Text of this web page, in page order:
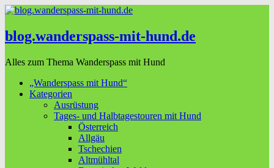
blog.wanderspass-mit-hund.de
Alles zum Thema Wanderspass mit Hund
„Wanderspass mit Hund“
Kategorien
Ausrüstung
Tages- und Halbtagestouren mit Hund
Österreich
Allgäu
Tschechien
Altmühltal